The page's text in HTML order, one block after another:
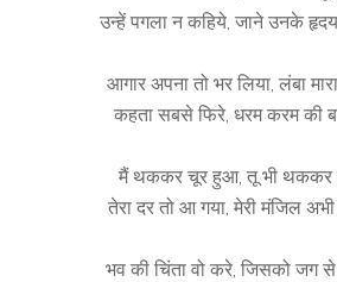
उन्हें पगला न कहिये, जाने उनके हृदय
आगार अपना तो भर लिया, लंबा
कहता सबसे फिरे, धरम करम की
मैं थककर चूर हुआ, तू भी थककर
तेरा दर तो आ गया, मेरी मंजिल
भव की चिंता वो करे, जिसको जग से